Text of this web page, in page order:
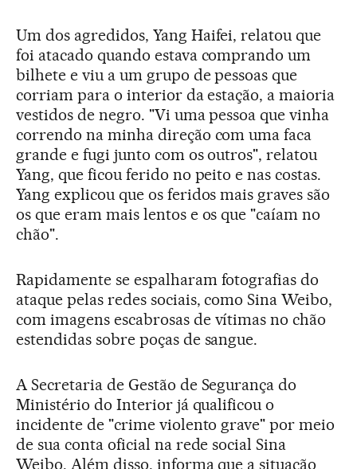
Um dos agredidos, Yang Haifei, relatou que
foi atacado quando estava comprando um
bilhete e viu a um grupo de pessoas que
corriam para o interior da estação, a maioria
vestidos de negro. "Vi uma pessoa que vinha
correndo na minha direção com uma faca
grande e fugi junto com os outros", relatou
Yang, que ficou ferido no peito e nas costas.
Yang explicou que os feridos mais graves são
os que eram mais lentos e os que "caíam no
chão".
Rapidamente se espalharam fotografias do
ataque pelas redes sociais, como Sina Weibo,
com imagens escabrosas de vítimas no chão
estendidas sobre poças de sangue.
A Secretaria de Gestão de Segurança do
Ministério do Interior já qualificou o
incidente de "crime violento grave" por meio
de sua conta oficial na rede social Sina
Weibo. Além disso, informa que a situação